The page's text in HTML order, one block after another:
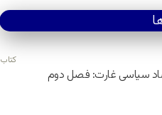
کتاب
سیاسی غارت: فصل دوم